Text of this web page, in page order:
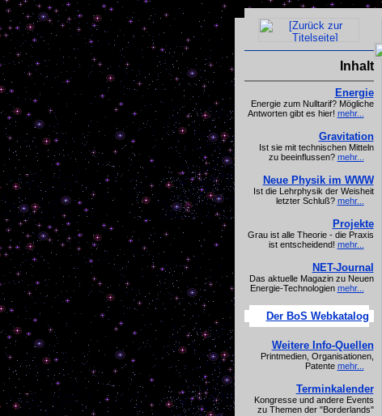
Inhalt
Energie
Energie zum Nulltarif? Mögliche
Antworten gibt es hier! mehr...
Gravitation
Ist sie mit technischen Mitteln
zu beeinflussen? mehr...
Neue Physik im WWW
Ist die Lehrphysik der Weisheit
letzter Schluß? mehr...
Projekte
Grau ist alle Theorie - die Praxis
ist entscheidend! mehr...
NET-Journal
Das aktuelle Magazin zu Neuen
Energie-Technologien mehr...
Der BoS Webkatalog
Weitere Info-Quellen
Printmedien, Organisationen,
Patente mehr...
Terminkalender
Kongresse und andere Events
zu Themen der "Borderlands"